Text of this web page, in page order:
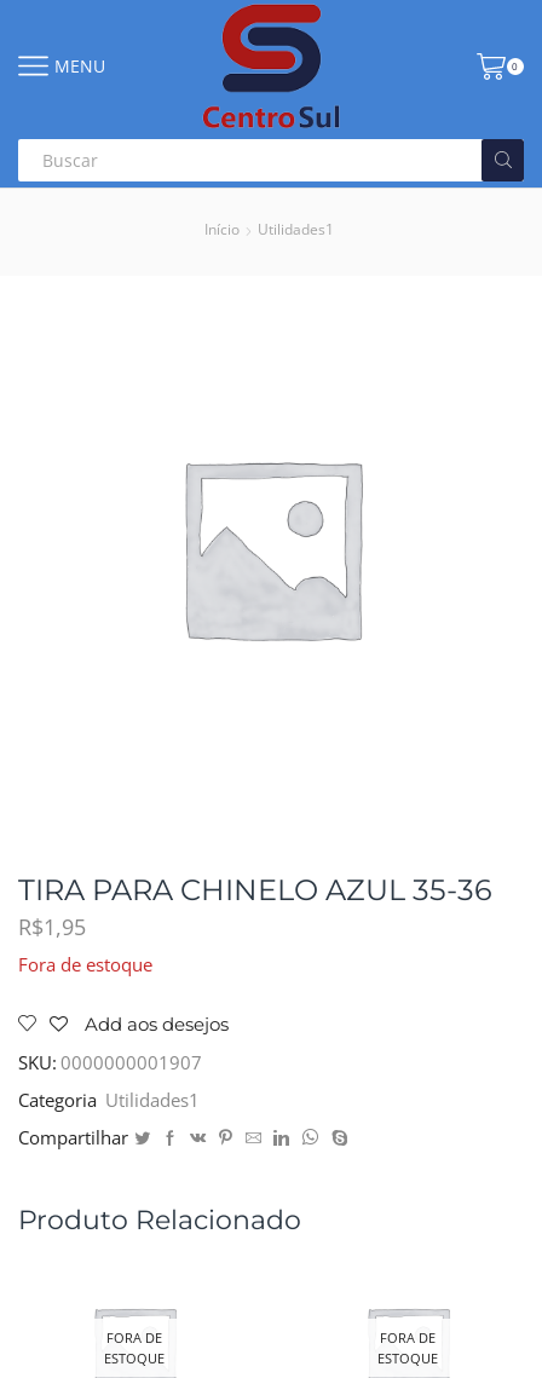
MENU 0
Início Utilidades1
TIRA PARA CHINELO AZUL 35-36
R$1,95
Fora de estoque
Add aos desejos
SKU: 0000000001907
Categoria Utilidades1
Compartilhar
Produto Relacionado
FORA DE
ESTOQUE
FORA DE
ESTOQUE